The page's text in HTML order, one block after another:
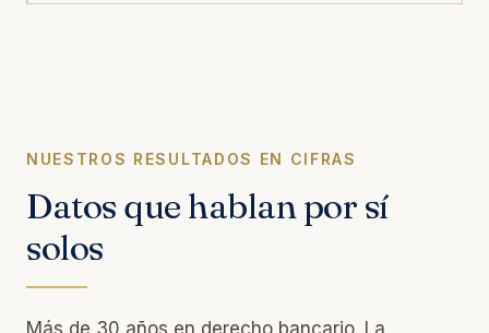
NUESTROS RESULTADOS EN CIFRAS
Datos que hablan por sí
solos
Más de 30 años en derecho bancario. La